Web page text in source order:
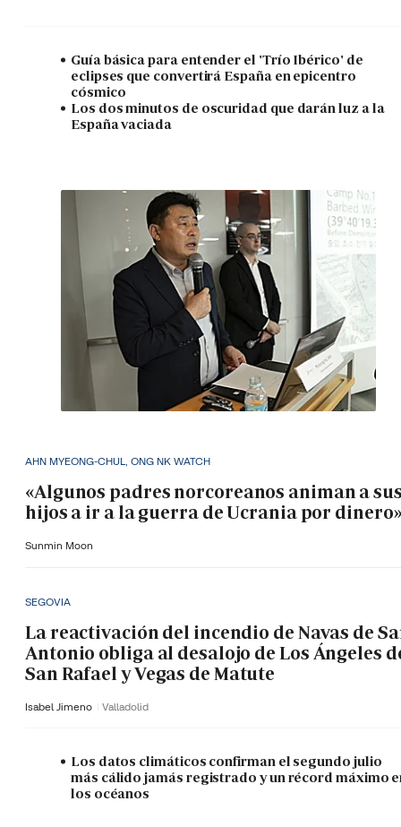
Guía básica para entender el 'Trío Ibérico' de
eclipses que convertirá España en epicentro
cósmico
Los dos minutos de oscuridad que darán luz a la
España vaciada
AHN MYEONG-CHUL, ONG NK WATCH
«Algunos padres norcoreanos animan a
hijos a ir a la guerra de Ucrania por
Sunmin Moon
SEGOVIA
La reactivación del incendio de Navas de
Antonio obliga al desalojo de Los Ángeles
San Rafael y Vegas de Matute
Isabel Jimeno Valladolid
Los datos climáticos confirman el segundo julio
más cálido jamás registrado y un récord máximo
los océanos